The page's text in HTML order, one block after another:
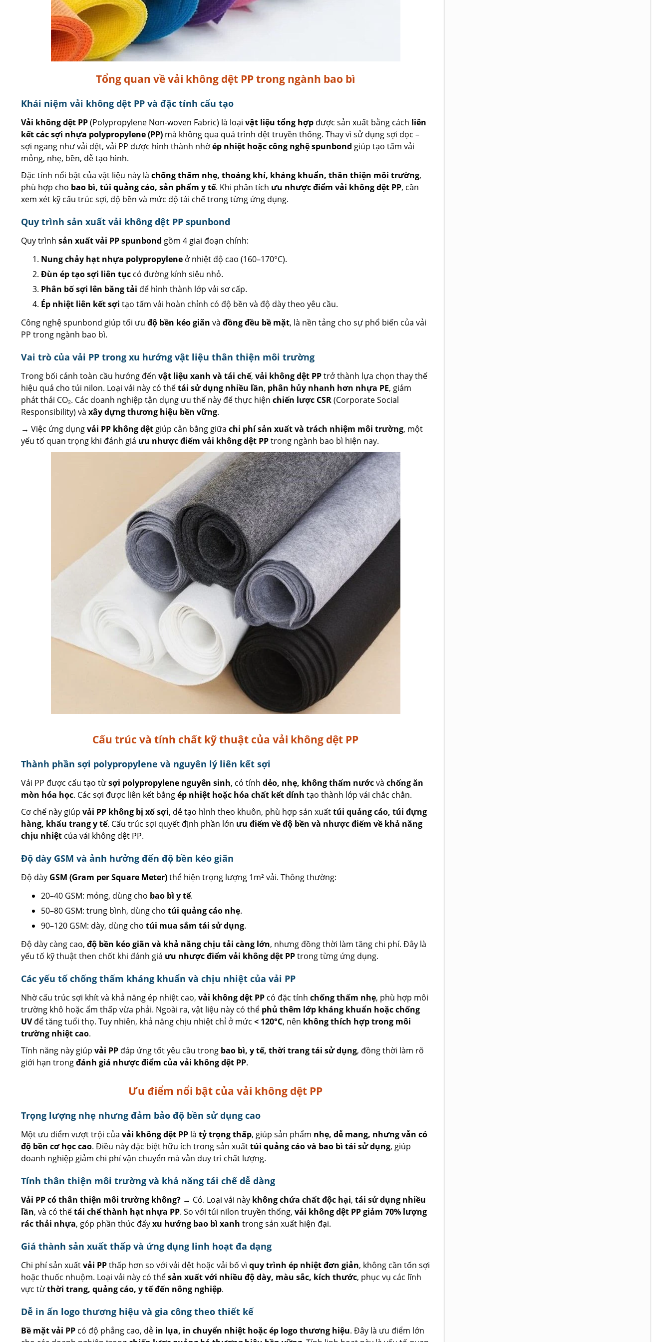
Tổng quan về vải không dệt PP trong ngành bao bì
Khái niệm vải không dệt PP và đặc tính cấu tạo
Vải không dệt PP(Polypropylene Non-woven Fabric) là loại vật liệu tổng hợp được sản xuất bằng cách liên
kết các sợi nhựa polypropylene (PP) mà không qua quá trình dệt truyền thống. Thay vì sử dụng sợi dọc –
sợi ngang như vải dệt, vải PP được hình thành nhờép nhiệt hoặc công nghệ spunbond giúp tạo tấm vải
mỏng, nhẹ, bền, dễ tạo hình.
Đặc tính nổi bật của vật liệu này là chống thấm nhẹ, thoáng khí, kháng khuẩn, thân thiện môi trường,
phù hợp cho bao bì, túi quảng cáo, sản phẩm y tế. Khi phân tích ưu nhược điểm vải không dệt PP, cần
xem xét kỹ cấu trúc sợi, độ bền và mức độ tái chế trong từng ứng dụng.
Quy trình sản xuất vải không dệt PP spunbond
Quy trình sản xuất vải PP spunbond gồm 4 giai đoạn chính:
Nung chảy hạt nhựa polypropylene ở nhiệt độ cao (160–170°C).
Đùn ép tạo sợi liên tục có đường kính siêu nhỏ.
Phân bố sợi lên băng tải để hình thành lớp vải sơ cấp.
Ép nhiệt liên kết sợi tạo tấm vải hoàn chỉnh có độ bền và độ dày theo yêu cầu.
Công nghệ spunbond giúp tối ưu độ bền kéo giãn và đồng đều bề mặt, là nền tảng cho sự phổ biến của vải
PP trong ngành bao bì.
Vai trò của vải PP trong xu hướng vật liệu thân thiện môi trường
Trong bối cảnh toàn cầu hướng đến vật liệu xanh và tái chế, vải không dệt PPtrở thành lựa chọn thay thế
hiệu quả cho túi nilon. Loại vải này có thểtái sử dụng nhiều lần, phân hủy nhanh hơn nhựa PE, giảm
phát thải CO₂. Các doanh nghiệp tận dụng ưu thế này để thực hiện chiến lược CSR(Corporate Social
Responsibility) và xây dựng thương hiệu bền vững.
→ Việc ứng dụngvải PP không dệt giúp cân bằng giữa chi phí sản xuất và trách nhiệm môi trường, một
yếu tố quan trọng khi đánh giá ưu nhược điểm vải không dệt PPtrong ngành bao bì hiện nay.
Cấu trúc và tính chất kỹ thuật của vải không dệt PP
Thành phần sợi polypropylene và nguyên lý liên kết sợi
Vải PP được cấu tạo từsợi polypropylene nguyên sinh, có tính dẻo, nhẹ, không thấm nướcvà chống ăn
mòn hóa học. Các sợi được liên kết bằngép nhiệt hoặc hóa chất kết dính tạo thành lớp vải chắc chắn.
Cơ chế này giúp vải PP không bị xổ sợi, dễ tạo hình theo khuôn, phù hợp sản xuấttúi quảng cáo, túi đựng
hàng, khẩu trang y tế. Cấu trúc sợi quyết định phần lớn ưu điểm về độ bền và nhược điểm về khả năng
chịu nhiệt của vải không dệt PP.
Độ dày GSM và ảnh hưởng đến độ bền kéo giãn
Độ dày GSM (Gram per Square Meter)thể hiện trọng lượng 1m² vải. Thông thường:
20–40 GSM: mỏng, dùng cho bao bì y tế.
50–80 GSM: trung bình, dùng cho túi quảng cáo nhẹ.
90–120 GSM: dày, dùng cho túi mua sắm tái sử dụng.
Độ dày càng cao, độ bền kéo giãn và khả năng chịu tải càng lớn, nhưng đồng thời làm tăng chi phí. Đây là
yếu tố kỹ thuật then chốt khi đánh giá ưu nhược điểm vải không dệt PPtrong từng ứng dụng.
Các yếu tố chống thấm kháng khuẩn và chịu nhiệt của vải PP
Nhờ cấu trúc sợi khít và khả năng ép nhiệt cao, vải không dệt PP có đặc tính chống thấm nhẹ, phù hợp môi
trường khô hoặc ẩm thấp vừa phải. Ngoài ra, vật liệu này có thể phủ thêm lớp kháng khuẩn hoặc chống
UVđể tăng tuổi thọ. Tuy nhiên, khả năng chịu nhiệt chỉ ở mức < 120°C, nên không thích hợp trong môi
trường nhiệt cao.
Tính năng này giúp vải PP đáp ứng tốt yêu cầu trong bao bì, y tế, thời trang tái sử dụng, đồng thời làm rõ
giới hạn trongđánh giá nhược điểm của vải không dệt PP.
Ưu điểm nổi bật của vải không dệt PP
Trọng lượng nhẹ nhưng đảm bảo độ bền sử dụng cao
Một ưu điểm vượt trội của vải không dệt PP là tỷ trọng thấp, giúp sản phẩm nhẹ, dễ mang, nhưng vẫn có
độ bền cơ học cao. Điều này đặc biệt hữu ích trong sản xuấttúi quảng cáo và bao bì tái sử dụng, giúp
doanh nghiệp giảm chi phí vận chuyển mà vẫn duy trì chất lượng.
Tính thân thiện môi trường và khả năng tái chế dễ dàng
Vải PP có thân thiện môi trường không? → Có. Loại vải này không chứa chất độc hại, tái sử dụng nhiều
lần, và có thểtái chế thành hạt nhựa PP. So với túi nilon truyền thống, vải không dệt PP giảm 70% lượng
rác thải nhựa, góp phần thúc đẩyxu hướng bao bì xanh trong sản xuất hiện đại.
Giá thành sản xuất thấp và ứng dụng linh hoạt đa dạng
Chi phí sản xuấtvải PPthấp hơn so với vải dệt hoặc vải bố vì quy trình ép nhiệt đơn giản, không cần tốn sợi
hoặc thuốc nhuộm. Loại vải này có thểsản xuất với nhiều độ dày, màu sắc, kích thước, phục vụ các lĩnh
vực từthời trang, quảng cáo, y tế đến nông nghiệp.
Dễ in ấn logo thương hiệu và gia công theo thiết kế
Bề mặt vải PP có độ phẳng cao, dễ in lụa, in chuyển nhiệt hoặc ép logo thương hiệu. Đây là ưu điểm lớn